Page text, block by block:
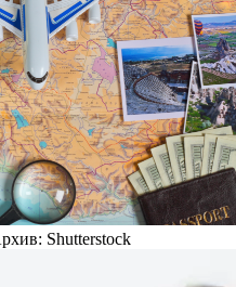
Shutterstock